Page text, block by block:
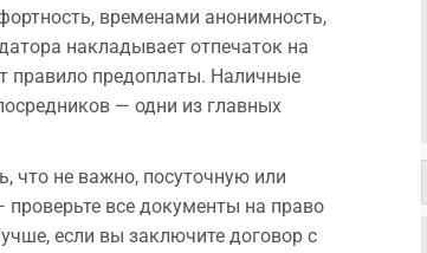
временами анонимность,
накладывает отпечаток на
правило предоплаты. Наличные
— одни из главных
что не важно, посуточную или
все документы на право
если вы заключите договор с